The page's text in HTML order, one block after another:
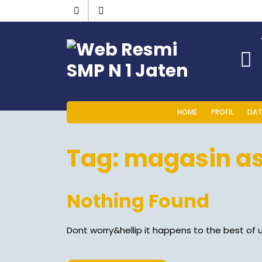
HOME PROFIL
Tag: magasin
Nothing Found
Dont worry&hellip it happens to the best of